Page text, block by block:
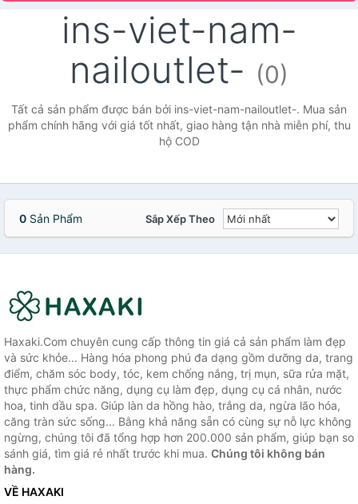
Face Shop
Face
Shop
ins-viet-nam-
nailoutlet- (0)
Tất cả sản phẩm được bán bởi ins-viet-nam-nailoutlet-. Mua sản
phẩm chính hãng với giá tốt nhất, giao hàng tận nhà miễn phí, thu
hộ COD
0 Sản Phẩm Sắp Xếp Theo
Haxaki.Com chuyên cung cấp thông tin giá cả sản phẩm làm đẹp
và sức khỏe... Hàng hóa phong phú đa dạng gồm dưỡng da, trang
điểm, chăm sóc body, tóc, kem chống nắng, trị mụn, sữa rửa mặt,
thực phẩm chức năng, dụng cụ làm đẹp, dụng cụ cá nhân, nước
hoa, tinh dầu spa. Giúp làn da hồng hào, trắng da, ngừa lão hóa,
căng tràn sức sống... Bằng khả năng sẵn có cùng sự nỗ lực không
ngừng, chúng tôi đã tổng hợp hơn 200.000 sản phẩm, giúp bạn so
sánh giá, tìm giá rẻ nhất trước khi mua. Chúng tôi không bán
hàng.
VỀ HAXAKI